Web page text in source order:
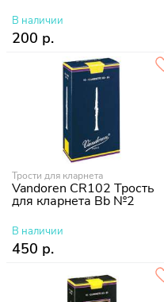
В наличии
200 р.
Трости для кларнета
Vandoren CR102 Трость
для кларнета Bb №2
В наличии
450 р.